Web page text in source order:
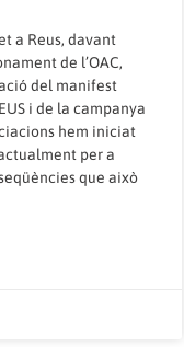
a Reus, davant
de l’OAC,
del manifest
i de la campanya
hem iniciat
per a
que això